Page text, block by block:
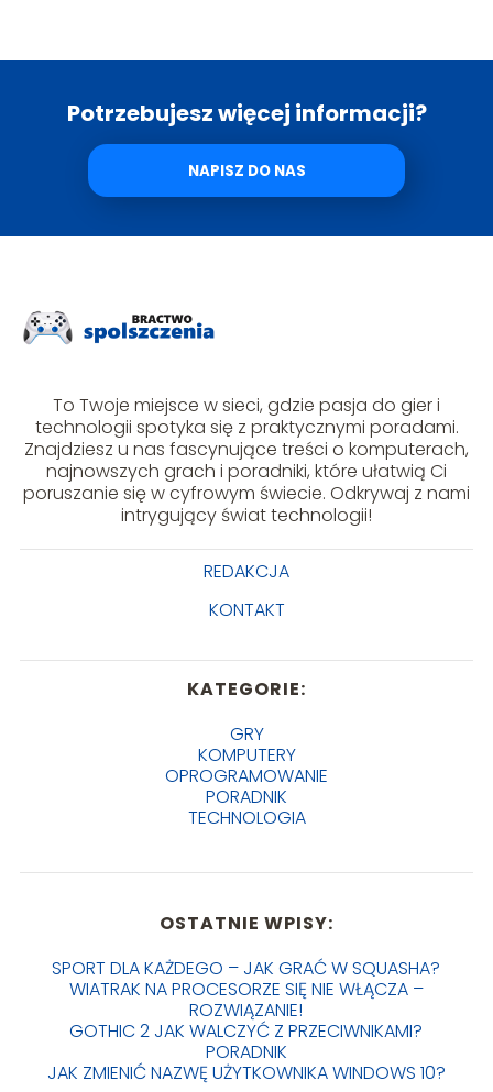
Potrzebujesz więcej informacji?
NAPISZ DO NAS
To Twoje miejsce w sieci, gdzie pasja do gier i
technologii spotyka się z praktycznymi poradami.
Znajdziesz u nas fascynujące treści o komputerach,
najnowszych grach i poradniki, które ułatwią Ci
poruszanie się w cyfrowym świecie. Odkrywaj z nami
intrygujący świat technologii!
REDAKCJA
KONTAKT
KATEGORIE:
GRY
KOMPUTERY
OPROGRAMOWANIE
PORADNIK
TECHNOLOGIA
OSTATNIE WPISY:
SPORT DLA KAŻDEGO – JAK GRAĆ W SQUASHA?
WIATRAK NA PROCESORZE SIĘ NIE WŁĄCZA –
ROZWIĄZANIE!
GOTHIC 2 JAK WALCZYĆ Z PRZECIWNIKAMI?
PORADNIK
JAK ZMIENIĆ NAZWĘ UŻYTKOWNIKA WINDOWS 10?